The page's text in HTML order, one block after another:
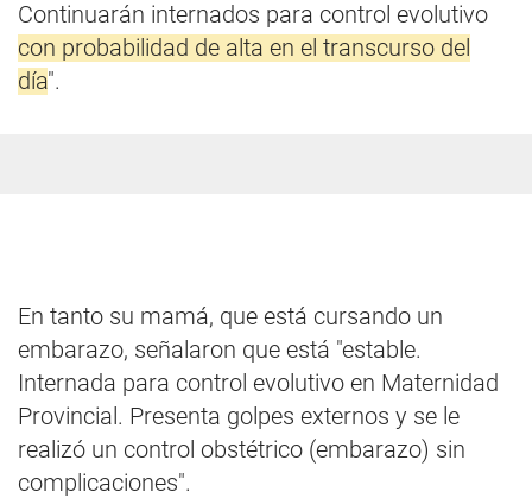
Continuarán internados para control evolutivo
con probabilidad de alta en el transcurso del
día".
En tanto su mamá, que está cursando un
embarazo, señalaron que está "estable.
Internada para control evolutivo en Maternidad
Provincial. Presenta golpes externos y se le
realizó un control obstétrico (embarazo) sin
complicaciones".